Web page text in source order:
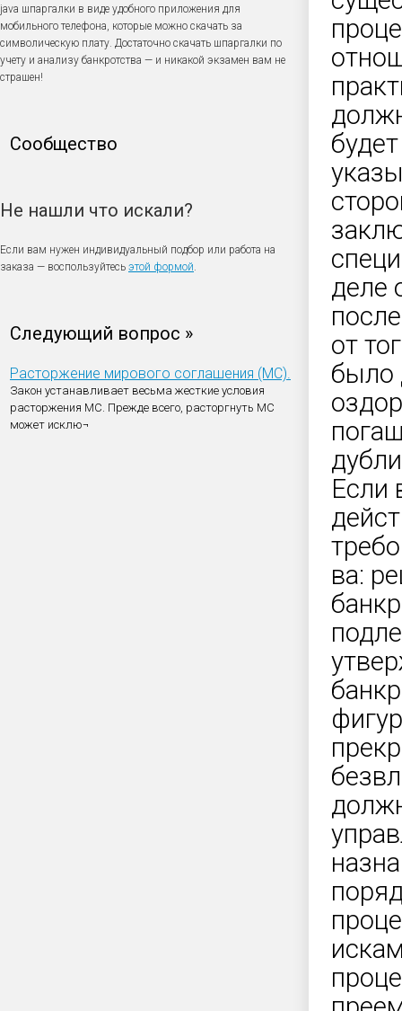
java шпаргалки в виде удобного приложения для
мобильного телефона, которые можно скачать за
символическую плату. Достаточно скачать шпаргалки по
учету и анализу банкротства — и никакой экзамен вам не
страшен!
Сообщество
Не нашли что искали?
Если вам нужен индивидуальный подбор или работа на
заказа — воспользуйтесь этой формой.
Следующий вопрос »
Расторжение мирового соглашения (МС).
Закон устанавливает весьма жесткие условия
расторжения МС. Прежде всего, расторгнуть МС
может исклю¬
деле
от
было
Если
ва: